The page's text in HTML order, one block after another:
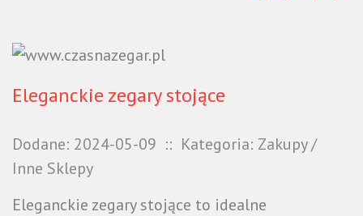
Eleganckie zegary stojące
Dodane: 2024-05-09 :: Kategoria: Zakupy /
Inne Sklepy
Eleganckie zegary stojące to idealne